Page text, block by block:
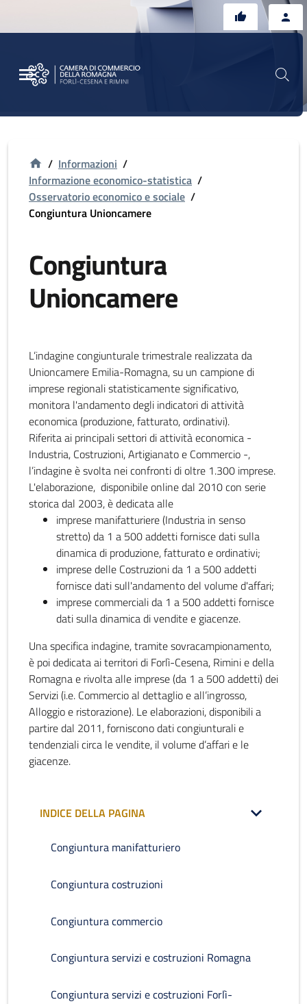
/ Informazioni /
Informazione economico-statistica /
Osservatorio economico e sociale /
Congiuntura Unioncamere
Congiuntura
Unioncamere
L’indagine congiunturale trimestrale realizzata da
Unioncamere Emilia-Romagna, su un campione di
imprese regionali statisticamente significativo,
monitora l'andamento degli indicatori di attività
economica (produzione, fatturato, ordinativi).
Riferita ai principali settori di attività economica -
Industria, Costruzioni, Artigianato e Commercio -,
l’indagine è svolta nei confronti di oltre 1.300 imprese.
L'elaborazione, disponibile online dal 2010 con serie
storica dal 2003, è dedicata alle
imprese manifatturiere (Industria in senso
stretto) da 1 a 500 addetti fornisce dati sulla
dinamica di produzione, fatturato e ordinativi;
imprese delle Costruzioni da 1 a 500 addetti
fornisce dati sull'andamento del volume d'affari;
imprese commerciali da 1 a 500 addetti fornisce
dati sulla dinamica di vendite e giacenze.
Una specifica indagine, tramite sovracampionamento,
è poi dedicata ai territori di Forlì-Cesena, Rimini e della
Romagna e rivolta alle imprese (da 1 a 500 addetti) dei
Servizi (i.e. Commercio al dettaglio e all’ingrosso,
Alloggio e ristorazione). Le elaborazioni, disponibili a
partire dal 2011, forniscono dati congiunturali e
tendenziali circa le vendite, il volume d’affari e le
giacenze.
INDICE DELLA PAGINA
Congiuntura manifatturiero
Congiuntura costruzioni
Congiuntura commercio
Congiuntura servizi e costruzioni Romagna
Congiuntura servizi e costruzioni Forlì-